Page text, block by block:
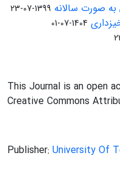
صورت سالانه 1399-07-23
1404-07-01
This Journal is an open
Creative Commons
Publisher: University Of